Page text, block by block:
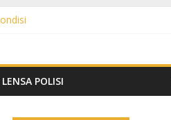
Kamtibmas
Kamtibmas
LENSA POLISI